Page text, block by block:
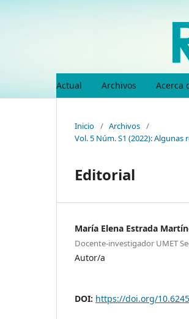
Actual Archivos Acerca
Inicio / Archivos /
Vol. 5 Núm. S1 (2022):
Editorial
María Elena Estrada
Docente-investigador UMET
Autor/a
DOI: https://doi.org/